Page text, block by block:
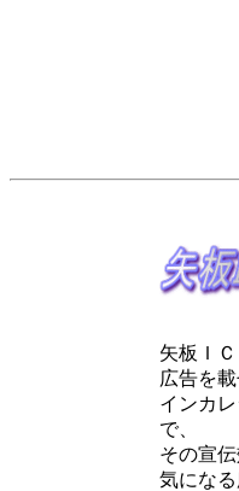
矢板Ｉ
広告を
インカ
で、
その宣
気にな